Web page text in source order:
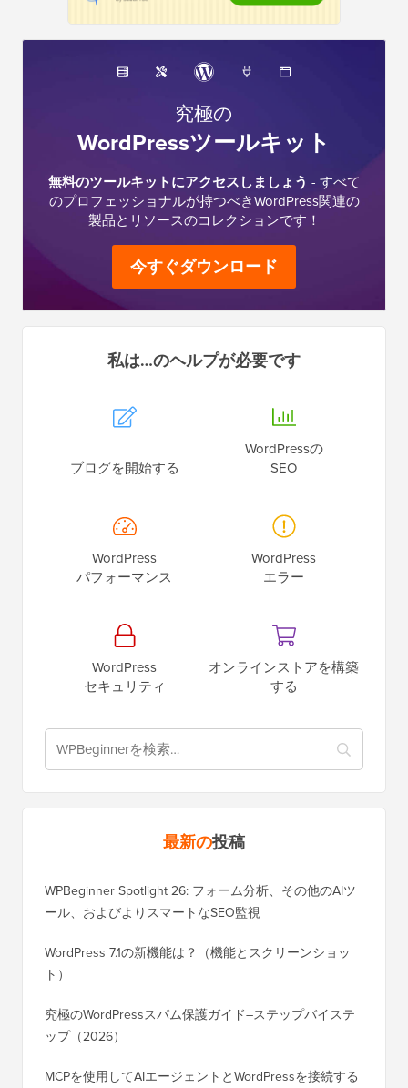
究極の
WordPressツールキット
無料のツールキットにアクセスしましょう - すべて
のプロフェッショナルが持つべきWordPress関連の
製品とリソースのコレクションです！
今すぐダウンロード
私は…のヘルプが必要です
ブログを開始する
WordPressの
SEO
WordPress
パフォーマンス
WordPress
エラー
WordPress
セキュリティ
オンラインストアを構築
する
最新の投稿
WPBeginner Spotlight 26: フォーム分析、その他のAIツ
ール、およびよりスマートなSEO監視
WordPress 7.1の新機能は？（機能とスクリーンショッ
ト）
究極のWordPressスパム保護ガイド–ステップバイステ
ップ（2026）
MCPを使用してAIエージェントとWordPressを接続する